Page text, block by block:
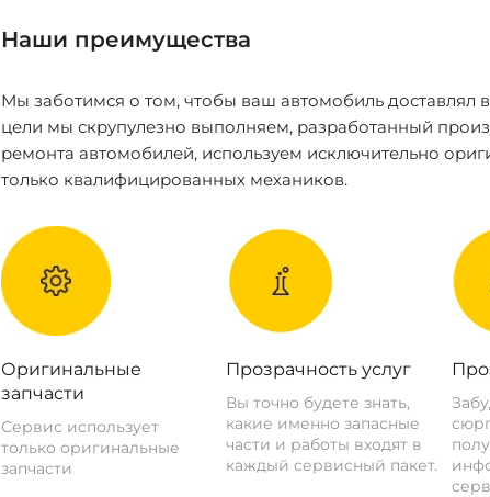
Наши преимущества
Мы заботимся о том, чтобы ваш автомобиль доставлял
цели мы скрупулезно выполняем, разработанный
ремонта автомобилей, используем исключительно
только квалифицированных механиков.
Оригинальные
запчасти
Сервис использует
только оригинальные
запчасти
Прозрачность услуг
Вы точно будете знать,
какие именно запасные
части и работы входят в
каждый сервисный пакет.